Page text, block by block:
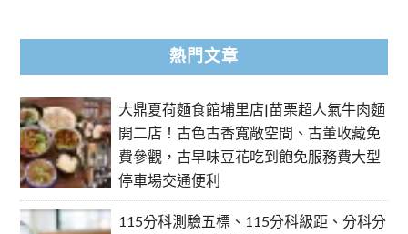
熱門文章
大鼎夏荷麵食館埔里店|苗栗超人氣牛肉麵
開二店！古色古香寬敞空間、古董收藏免
費參觀，古早味豆花吃到飽免服務費大型
停車場交通便利
115分科測驗五標、115分科級距、分科分